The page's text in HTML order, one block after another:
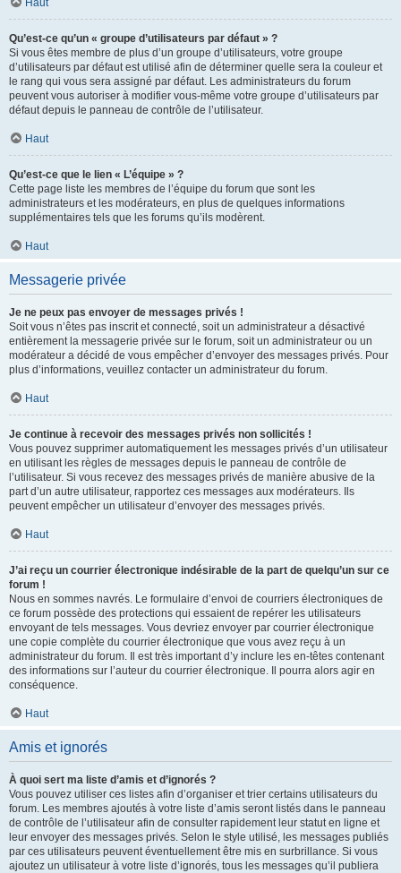
Haut
Qu’est-ce qu’un « groupe d’utilisateurs par défaut » ?
Si vous êtes membre de plus d’un groupe d’utilisateurs, votre groupe
d’utilisateurs par défaut est utilisé afin de déterminer quelle sera la couleur et
le rang qui vous sera assigné par défaut. Les administrateurs du forum
peuvent vous autoriser à modifier vous-même votre groupe d’utilisateurs par
défaut depuis le panneau de contrôle de l’utilisateur.
Haut
Qu’est-ce que le lien « L’équipe » ?
Cette page liste les membres de l’équipe du forum que sont les
administrateurs et les modérateurs, en plus de quelques informations
supplémentaires tels que les forums qu’ils modèrent.
Haut
Messagerie privée
Je ne peux pas envoyer de messages privés !
Soit vous n’êtes pas inscrit et connecté, soit un administrateur a désactivé
entièrement la messagerie privée sur le forum, soit un administrateur ou un
modérateur a décidé de vous empêcher d’envoyer des messages privés. Pour
plus d’informations, veuillez contacter un administrateur du forum.
Haut
Je continue à recevoir des messages privés non sollicités !
Vous pouvez supprimer automatiquement les messages privés d’un utilisateur
en utilisant les règles de messages depuis le panneau de contrôle de
l’utilisateur. Si vous recevez des messages privés de manière abusive de la
part d’un autre utilisateur, rapportez ces messages aux modérateurs. Ils
peuvent empêcher un utilisateur d’envoyer des messages privés.
Haut
J’ai reçu un courrier électronique indésirable de la part de quelqu’un sur ce
forum !
Nous en sommes navrés. Le formulaire d’envoi de courriers électroniques de
ce forum possède des protections qui essaient de repérer les utilisateurs
envoyant de tels messages. Vous devriez envoyer par courrier électronique
une copie complète du courrier électronique que vous avez reçu à un
administrateur du forum. Il est très important d’y inclure les en-têtes contenant
des informations sur l’auteur du courrier électronique. Il pourra alors agir en
conséquence.
Haut
Amis et ignorés
À quoi sert ma liste d’amis et d’ignorés ?
Vous pouvez utiliser ces listes afin d’organiser et trier certains utilisateurs du
forum. Les membres ajoutés à votre liste d’amis seront listés dans le panneau
de contrôle de l’utilisateur afin de consulter rapidement leur statut en ligne et
leur envoyer des messages privés. Selon le style utilisé, les messages publiés
par ces utilisateurs peuvent éventuellement être mis en surbrillance. Si vous
ajoutez un utilisateur à votre liste d’ignorés, tous les messages qu’il publiera